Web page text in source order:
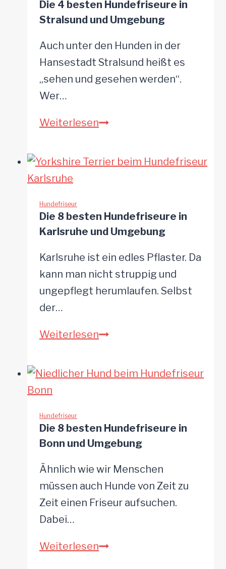
Salzgitter
Die 4 besten Hundefriseure in
Stralsund und Umgebung
Auch unter den Hunden in der
Hansestadt Stralsund heißt es
„sehen und gesehen werden“.
Wer…
WeiterlesenDie
besten
und
Umgebung
Hundefriseur
Die 8 besten Hundefriseure in
Karlsruhe und Umgebung
Karlsruhe ist ein edles Pflaster. Da
kann man nicht struppig und
ungepflegt herumlaufen. Selbst
der…
WeiterlesenDie
besten
und
Umgebung
Hundefriseur
Die 8 besten Hundefriseure in
Bonn und Umgebung
Ähnlich wie wir Menschen
müssen auch Hunde von Zeit zu
Zeit einen Friseur aufsuchen.
Dabei…
WeiterlesenDie